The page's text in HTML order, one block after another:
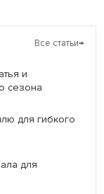
Все статьи→
и
сезона
для гибкого
для